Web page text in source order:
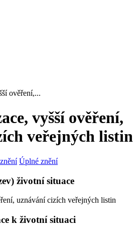
ověření,...
vyšší ověření,
veřejných listin
Úplné znění
životní situace
uznávání cizích veřejných listin
k životní situaci